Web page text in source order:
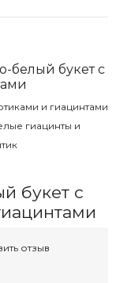
белый букет с
и гиацинтами
гиацинты и
букет с
отзыв